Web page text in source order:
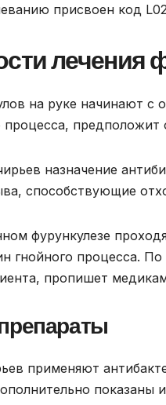
присвоен код
лечения
на руке начинают с
процесса,
назначение
способствующие
фурункулезе
гнойного процесса.
пропишет
применяют